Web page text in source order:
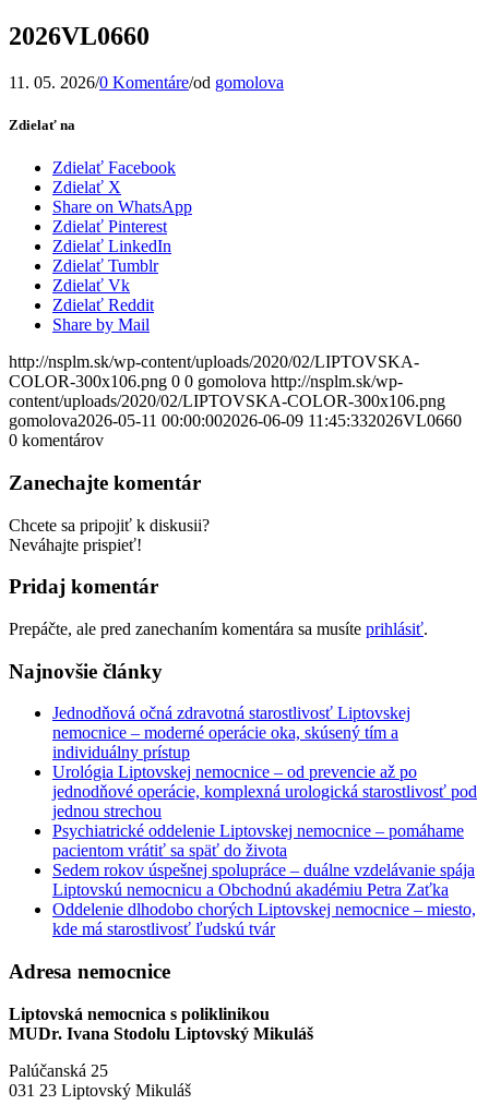
2026VL0660
11. 05. 2026/0 Komentáre/od gomolova
Zdielať na
Zdielať Facebook
Zdielať X
Share on WhatsApp
Zdielať Pinterest
Zdielať LinkedIn
Zdielať Tumblr
Zdielať Vk
Zdielať Reddit
Share by Mail
http://nsplm.sk/wp-content/uploads/2020/02/LIPTOVSKA-
COLOR-300x106.png 0 0 gomolova http://nsplm.sk/wp-
content/uploads/2020/02/LIPTOVSKA-COLOR-300x106.png
gomolova2026-05-11 00:00:002026-06-09 11:45:332026VL0660
0 komentárov
Zanechajte komentár
Chcete sa pripojiť k diskusii?
Neváhajte prispieť!
Pridaj komentár
Prepáčte, ale pred zanechaním komentára sa musíte prihlásiť.
Najnovšie články
Jednodňová očná zdravotná starostlivosť Liptovskej
nemocnice – moderné operácie oka, skúsený tím a
individuálny prístup
Urológia Liptovskej nemocnice – od prevencie až po
jednodňové operácie, komplexná urologická starostlivosť pod
jednou strechou
Psychiatrické oddelenie Liptovskej nemocnice – pomáhame
pacientom vrátiť sa späť do života
Sedem rokov úspešnej spolupráce – duálne vzdelávanie spája
Liptovskú nemocnicu a Obchodnú akadémiu Petra Zaťka
Oddelenie dlhodobo chorých Liptovskej nemocnice – miesto,
kde má starostlivosť ľudskú tvár
Adresa nemocnice
Liptovská nemocnica s poliklinikou
MUDr. Ivana Stodolu Liptovský Mikuláš
Palúčanská 25
031 23 Liptovský Mikuláš